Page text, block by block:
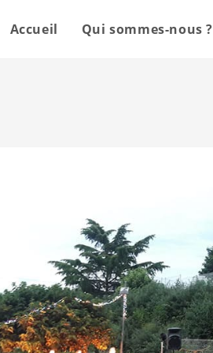
Accueil Qui sommes-nous ?